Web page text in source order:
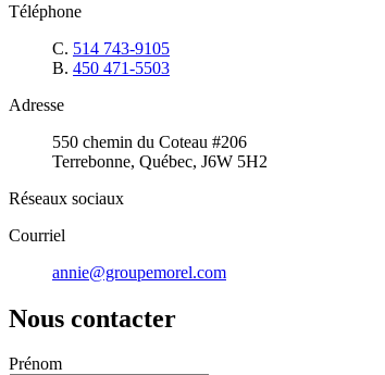
Téléphone
C. 514 743-9105
B. 450 471-5503
Adresse
550 chemin du Coteau #206
Terrebonne, Québec, J6W 5H2
Réseaux sociaux
Courriel
annie@groupemorel.com
Nous contacter
Prénom